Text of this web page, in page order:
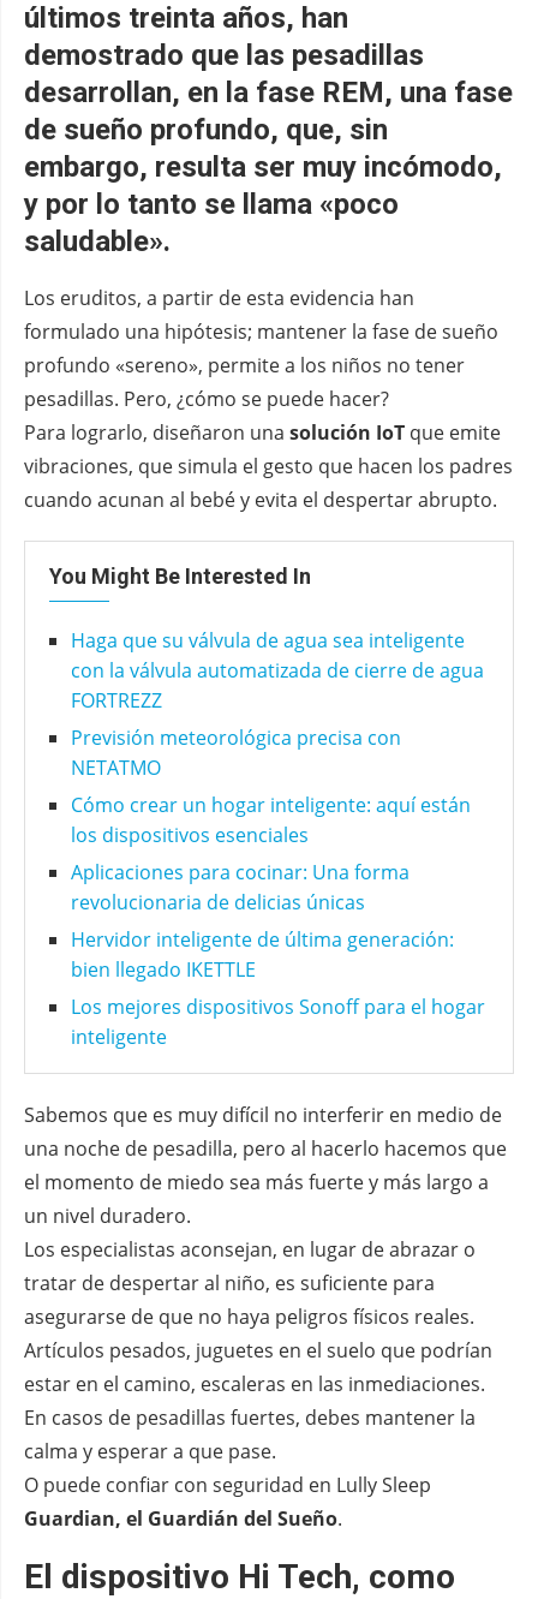
últimos treinta años, han
demostrado que las pesadillas
desarrollan, en la fase REM, una fase
de sueño profundo, que, sin
embargo, resulta ser muy incómodo,
y por lo tanto se llama «poco
saludable».
Los eruditos, a partir de esta evidencia han
formulado una hipótesis; mantener la fase de sueño
profundo «sereno», permite a los niños no tener
pesadillas. Pero, ¿cómo se puede hacer?
Para lograrlo, diseñaron una solución IoT que emite
vibraciones, que simula el gesto que hacen los padres
cuando acunan al bebé y evita el despertar abrupto.
You Might Be Interested In
Haga que su válvula de agua sea inteligente
con la válvula automatizada de cierre de agua
FORTREZZ
Previsión meteorológica precisa con
NETATMO
Cómo crear un hogar inteligente: aquí están
los dispositivos esenciales
Aplicaciones para cocinar: Una forma
revolucionaria de delicias únicas
Hervidor inteligente de última generación:
bien llegado IKETTLE
Los mejores dispositivos Sonoff para el hogar
inteligente
Sabemos que es muy difícil no interferir en medio de
una noche de pesadilla, pero al hacerlo hacemos que
el momento de miedo sea más fuerte y más largo a
un nivel duradero.
Los especialistas aconsejan, en lugar de abrazar o
tratar de despertar al niño, es suficiente para
asegurarse de que no haya peligros físicos reales.
Artículos pesados, juguetes en el suelo que podrían
estar en el camino, escaleras en las inmediaciones.
En casos de pesadillas fuertes, debes mantener la
calma y esperar a que pase.
O puede confiar con seguridad en Lully Sleep
Guardian, el Guardián del Sueño.
El dispositivo Hi Tech, como